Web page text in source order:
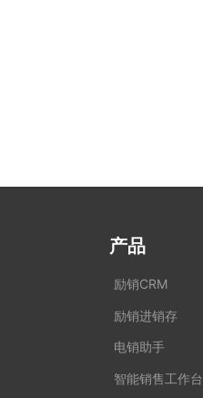
产品
励销CRM
励销进销存
电销助手
智能销售工作台